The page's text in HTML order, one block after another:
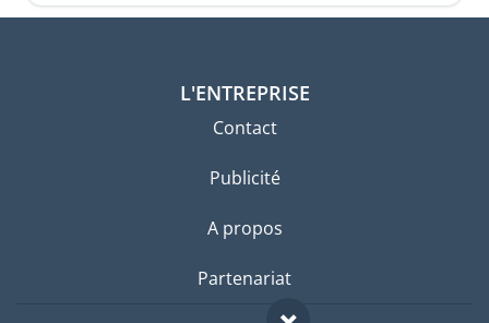
L'ENTREPRISE
Contact
Publicité
A propos
Partenariat